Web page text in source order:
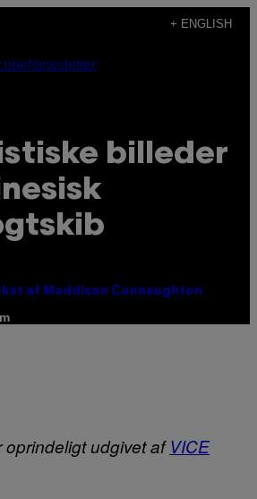
+ ENGLISH
Newsletter
billeder
af Maddison Connaughton
oprindeligt udgivet afVICE